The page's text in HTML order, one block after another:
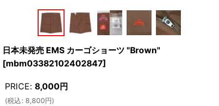
日本未発売 EMS カーゴショーツ "Brown"
[mbm03382102402847]
PRICE: 8,000円
(税込: 8,800円)